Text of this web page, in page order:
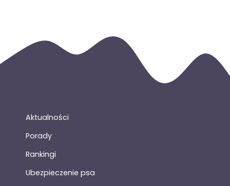
Aktualności
Porady
Rankingi
Ubezpieczenie psa